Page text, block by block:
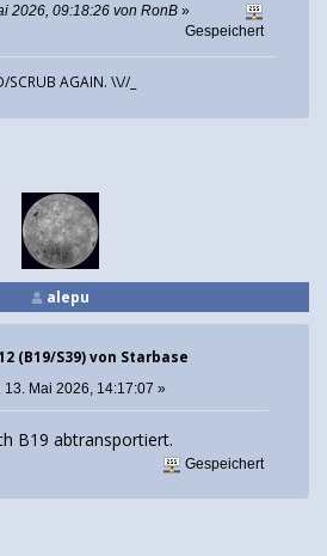
2026, 09:18:26 von RonB »
Gespeichert
SCRUB AGAIN. \\//_
alepu
(B19/S39) von Starbase
13. Mai 2026, 14:17:07 »
B19 abtransportiert.
Gespeichert